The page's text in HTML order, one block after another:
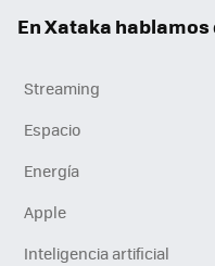
En Xataka hablamos
Streaming
Espacio
Energía
Apple
Inteligencia artificial